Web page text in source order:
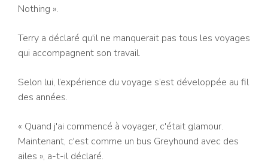
Nothing ».
Terry a déclaré qu'il ne manquerait pas tous les voyages
qui accompagnent son travail.
Selon lui, l’expérience du voyage s’est développée au fil
des années.
« Quand j'ai commencé à voyager, c'était glamour.
Maintenant, c'est comme un bus Greyhound avec des
ailes », a-t-il déclaré.